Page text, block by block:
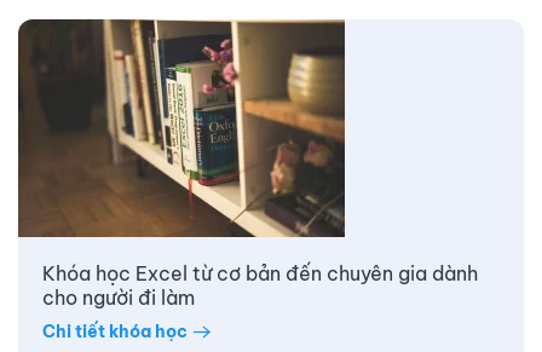
Khóa học Excel từ cơ bản đến chuyên gia dành
cho người đi làm
Chi tiết khóa học